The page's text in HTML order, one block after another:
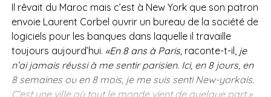
Il rêvait du Maroc mais c’est à New York que son patron
envoie Laurent Corbel ouvrir un bureau de la société de
logiciels pour les banques dans laquelle il travaille
toujours aujourd’hui. «En 8 ans à Paris, raconte-t-il, je
n’ai jamais réussi à me sentir parisien. Ici, en 8 jours, en
8 semaines ou en 8 mois, je me suis senti New-yorkais.
C’est une ville où tout le monde vient de quelque part.»